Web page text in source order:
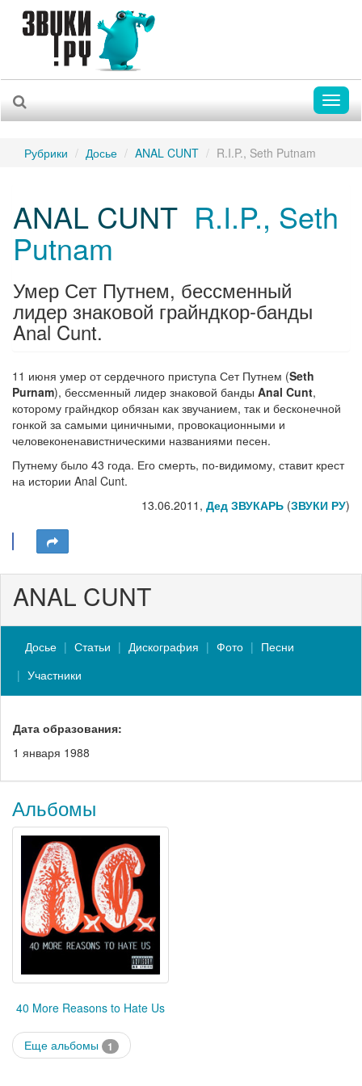
Рубрики Досье ANAL CUNT R.I.P., Seth Putnam
ANAL CUNT R.I.P., Seth
Putnam
Умер Сет Путнем, бессменный
лидер знаковой грайндкор-банды
Anal Cunt.
11 июня умер от сердечного приступа Сет Путнем (Seth
Purnam), бессменный лидер знаковой банды Anal Cunt,
которому грайндкор обязан как звучанием, так и бесконечной
гонкой за самыми циничными, провокационными и
человеконенавистническими названиями песен.
Путнему было 43 года. Его смерть, по-видимому, ставит крест
на истории Anal Cunt.
13.06.2011, Дед ЗВУКАРЬ (ЗВУКИ РУ)
ANAL CUNT
Досье Статьи Дискография Фото
Песни
Участники
Дата образования:
1 января 1988
Альбомы
40 More Reasons to Hate Us
Еще альбомы 1